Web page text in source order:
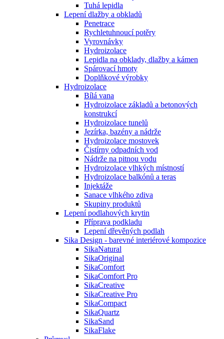
Tuhá lepidla
Lepení dlažby a obkladů
Penetrace
Rychletuhnoucí potěry
Vyrovnávky
Hydroizolace
Lepidla na obklady, dlažby a kámen
Spárovací hmoty
Doplňkové výrobky
Hydroizolace
Bílá vana
Hydroizolace základů a betonových
konstrukcí
Hydroizolace tunelů
Jezírka, bazény a nádrže
Hydroizolace mostovek
Čistírny odpadních vod
Nádrže na pitnou vodu
Hydroizolace vlhkých místností
Hydroizolace balkónů a teras
Injektáže
Sanace vlhkého zdiva
Skupiny produktů
Lepení podlahových krytin
Příprava podkladu
Lepení dřevěných podlah
Sika Design - barevné interiérové kompozice
SikaNatural
SikaOriginal
SikaComfort
SikaComfort Pro
SikaCreative
SikaCreative Pro
SikaCompact
SikaQuartz
SikaSand
SikaFlake